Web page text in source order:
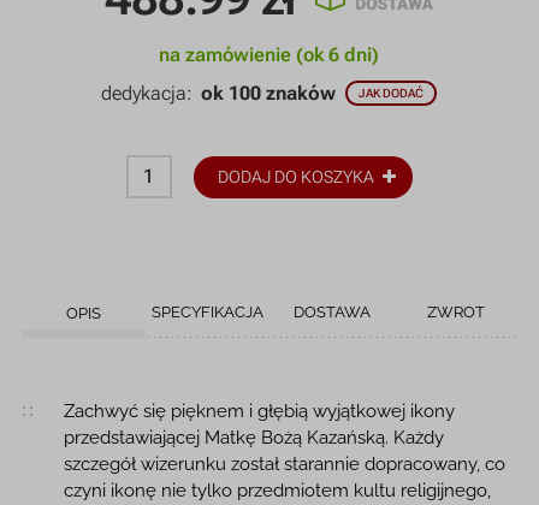
na zamówienie (ok 6 dni)
dedykacja:ok 100 znaków JAK DODAĆ
DODAJ DO KOSZYKA
OPIS SPECYFIKACJA DOSTAWA ZWROT
Opis produktu
Zachwyć się pięknem i głębią wyjątkowej ikony
przedstawiającej Matkę Bożą Kazańską. Każdy
szczegół wizerunku został starannie dopracowany, co
czyni ikonę nie tylko przedmiotem kultu religijnego,